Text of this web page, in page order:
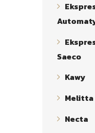
Saeco
Kawy
Melitta
Necta